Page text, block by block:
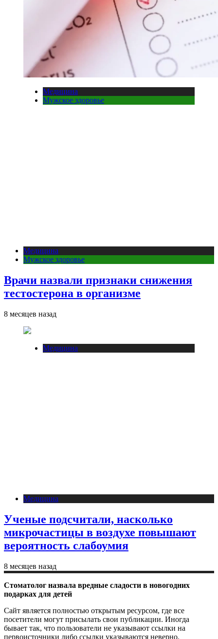
Медицина
Мужское здоровье
Медицина
Мужское здоровье
Врачи назвали признаки снижения
тестостерона в организме
8 месяцев назад
Медицина
Медицина
Ученые подсчитали, насколько
микрочастицы в воздухе повышают
вероятность слабоумия
8 месяцев назад
Стоматолог назвала вредные сладости в новогодних
подарках для детей
Сайт является полностью открытым ресурсом, где все
посетители могут присылать свои публикации. Иногда
бывает так, что пользователи не указывают ссылки на
первоисточники либо ссылки указываются неверно.